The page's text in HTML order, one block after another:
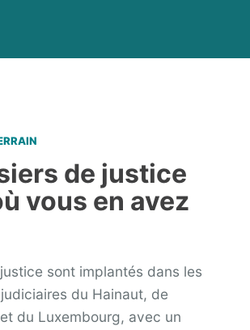
de justice
vous en avez
sont implantés dans les
du Hainaut, de
du Luxembourg, avec un